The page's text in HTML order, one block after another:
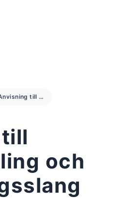
Anvisning till slangkoppling och plomberingsslang
och